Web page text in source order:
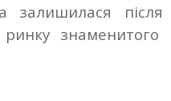
залишилася після
ринку знаменитого